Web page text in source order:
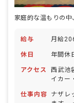
給与 月給
休日 年間休
アクセス
西武池
イカー
仕事内容
ナザレ